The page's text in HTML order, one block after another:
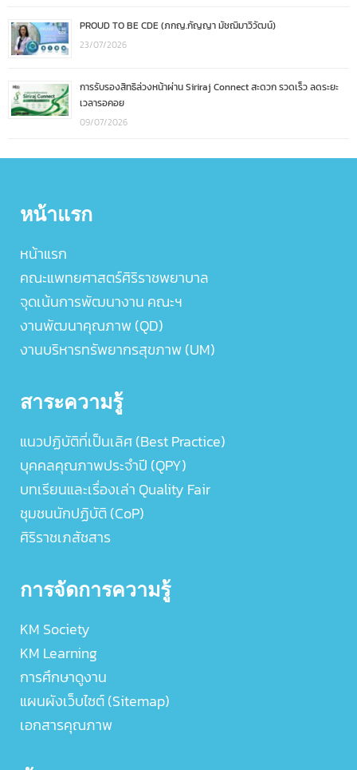
PROUD TO BE CDE (ภกญ.กัญญา มัชฌิมาวิวัฒน์)
23/07/2026
การรับรองสิทธิล่วงหน้าผ่าน Siriraj Connect สะดวก รวดเร็ว ลดระยะ
เวลารอคอย
09/07/2026
หน้าแรก
หน้าแรก
คณะแพทยศาสตร์ศิริราชพยาบาล
จุดเน้นการพัฒนางาน คณะฯ
งานพัฒนาคุณภาพ (QD)
งานบริหารทรัพยากรสุขภาพ (UM)
สาระความรู้
แนวปฏิบัติที่เป็นเลิศ (Best Practice)
บุคคลคุณภาพประจำปี (QPY)
บทเรียนและเรื่องเล่า Quality Fair
ชุมชนนักปฏิบัติ (CoP)
ศิริราชเภสัชสาร
การจัดการความรู้
KM Society
KM Learning
การศึกษาดูงาน
แผนผังเว็บไซต์ (Sitemap)
เอกสารคุณภาพ